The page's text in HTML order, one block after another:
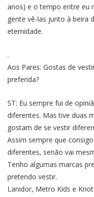
anos) e o tempo entre eu
gente vê-las junto à beira
eternidade.
.
Aos Pares: Gostas de
preferida?
ST: Eu sempre fui de
diferentes. Mas tive duas
gostam de se vestir
Assim sempre que
diferentes, senão vai
Tenho algumas marcas
pretendo vestir.
Lanidor, Metro Kids e